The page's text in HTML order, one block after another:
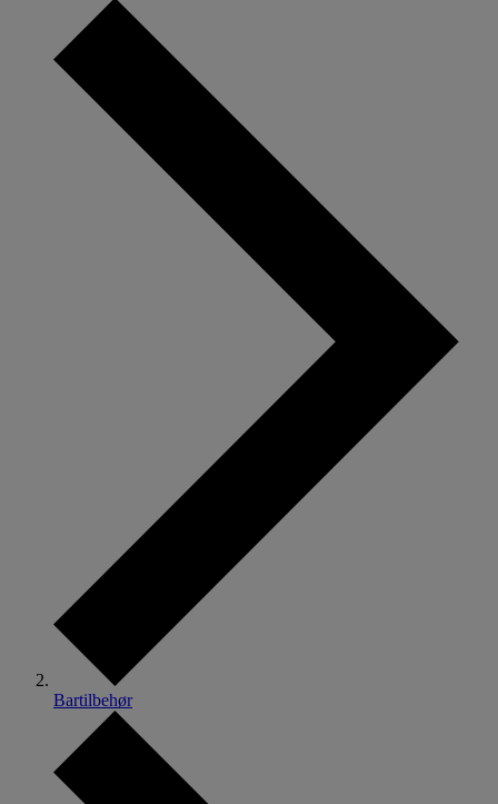
Bartilbehør